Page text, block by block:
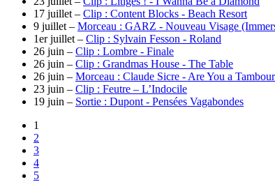
17 juillet – Clip : Content Blocks - Beach Resort
9 juillet – Morceau : GARZ - Nouveau Visage
1er juillet – Clip : Sylvain Fesson - Roland
26 juin – Clip : Lombre - Finale
26 juin – Clip : Grandmas House - The Table
26 juin – Morceau : Claude Sicre - Are You a
23 juin – Clip : Feutre – L’Indocile
19 juin – Sortie : Dupont - Pensées Vagabondes
1
2
3
4
5